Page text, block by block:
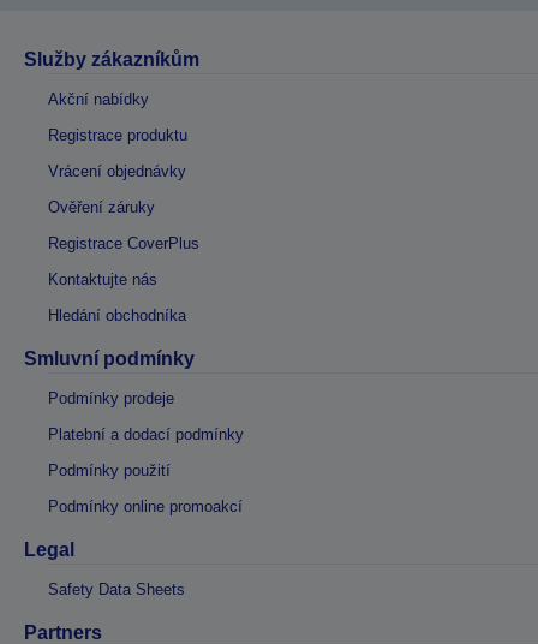
Služby zákazníkům
Akční nabídky
Registrace produktu
Vrácení objednávky
Ověření záruky
Registrace CoverPlus
Kontaktujte nás
Hledání obchodníka
Smluvní podmínky
Podmínky prodeje
Platební a dodací podmínky
Podmínky použití
Podmínky online promoakcí
Legal
Safety Data Sheets
Partners